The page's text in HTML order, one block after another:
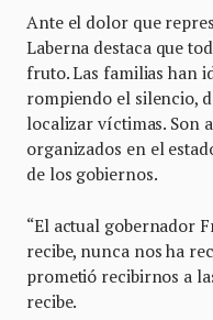
Ante el dolor que
Laberna destaca que
fruto. Las familias han
rompiendo el silencio,
localizar víctimas. Son
organizados en el
de los gobiernos.
“El actual gobernador
recibe, nunca nos ha
prometió recibirnos a
recibe.